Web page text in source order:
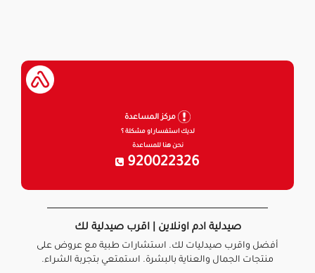
مركز المساعدة
لديك استفسار او مشكلة ؟
نحن هنا للمساعدة
920022326
صيدلية ادم اونلاين | اقرب صيدلية لك
أفضل واقرب صيدليات لك. استشارات طبية مع عروض على
منتجات الجمال والعناية بالبشرة. استمتعي بتجربة الشراء.